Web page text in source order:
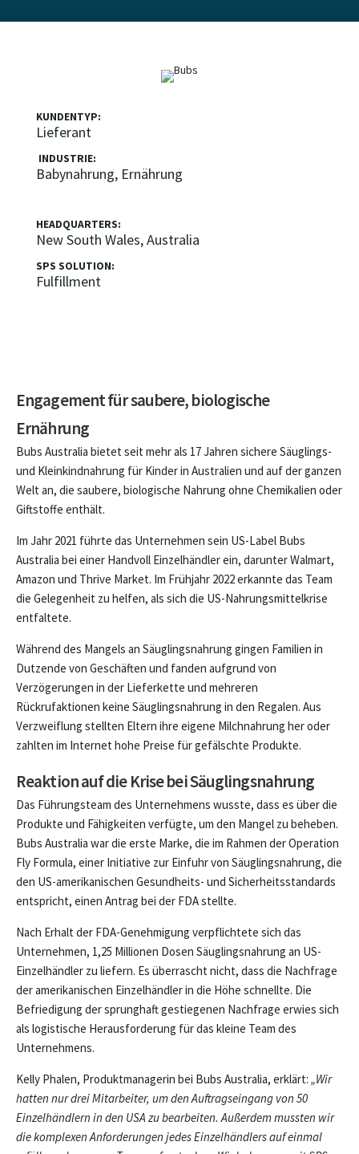
KUNDENTYP:
Lieferant
INDUSTRIE:
Babynahrung, Ernährung
HEADQUARTERS:
New South Wales, Australia
SPS SOLUTION:
Fulfillment
Engagement für saubere, biologische
Ernährung
Bubs Australia bietet seit mehr als 17 Jahren sichere Säuglings-
und Kleinkindnahrung für Kinder in Australien und auf der ganzen
Welt an, die saubere, biologische Nahrung ohne Chemikalien oder
Giftstoffe enthält.
Im Jahr 2021 führte das Unternehmen sein US-Label Bubs
Australia bei einer Handvoll Einzelhändler ein, darunter Walmart,
Amazon und Thrive Market. Im Frühjahr 2022 erkannte das Team
die Gelegenheit zu helfen, als sich die US-Nahrungsmittelkrise
entfaltete.
Während des Mangels an Säuglingsnahrung gingen Familien in
Dutzende von Geschäften und fanden aufgrund von
Verzögerungen in der Lieferkette und mehreren
Rückrufaktionen keine Säuglingsnahrung in den Regalen. Aus
Verzweiflung stellten Eltern ihre eigene Milchnahrung her oder
zahlten im Internet hohe Preise für gefälschte Produkte.
Reaktion auf die Krise bei Säuglingsnahrung
Das Führungsteam des Unternehmens wusste, dass es über die
Produkte und Fähigkeiten verfügte, um den Mangel zu beheben.
Bubs Australia war die erste Marke, die im Rahmen der Operation
Fly Formula, einer Initiative zur Einfuhr von Säuglingsnahrung, die
den US-amerikanischen Gesundheits- und Sicherheitsstandards
entspricht, einen Antrag bei der FDA stellte.
Nach Erhalt der FDA-Genehmigung verpflichtete sich das
Unternehmen, 1,25 Millionen Dosen Säuglingsnahrung an US-
Einzelhändler zu liefern. Es überrascht nicht, dass die Nachfrage
der amerikanischen Einzelhändler in die Höhe schnellte. Die
Befriedigung der sprunghaft gestiegenen Nachfrage erwies sich
als logistische Herausforderung für das kleine Team des
Unternehmens.
Kelly Phalen, Produktmanagerin bei Bubs Australia, erklärt: „Wir
hatten nur drei Mitarbeiter, um den Auftragseingang von 50
Einzelhändlern in den USA zu bearbeiten. Außerdem mussten wir
die komplexen Anforderungen jedes Einzelhändlers auf einmal